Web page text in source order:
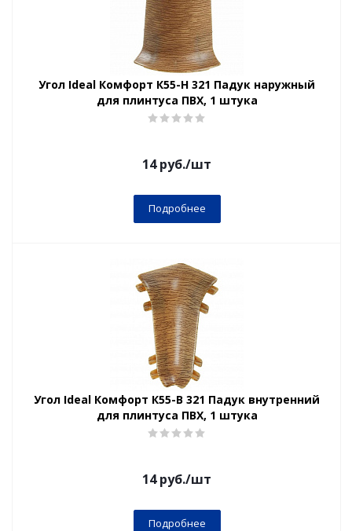
Угол Ideal Комфорт К55-Н 321 Падук наружный
для плинтуса ПВХ, 1 штука
14руб./шт
Подробнее
Угол Ideal Комфорт К55-В 321 Падук внутренний
для плинтуса ПВХ, 1 штука
14руб./шт
Подробнее